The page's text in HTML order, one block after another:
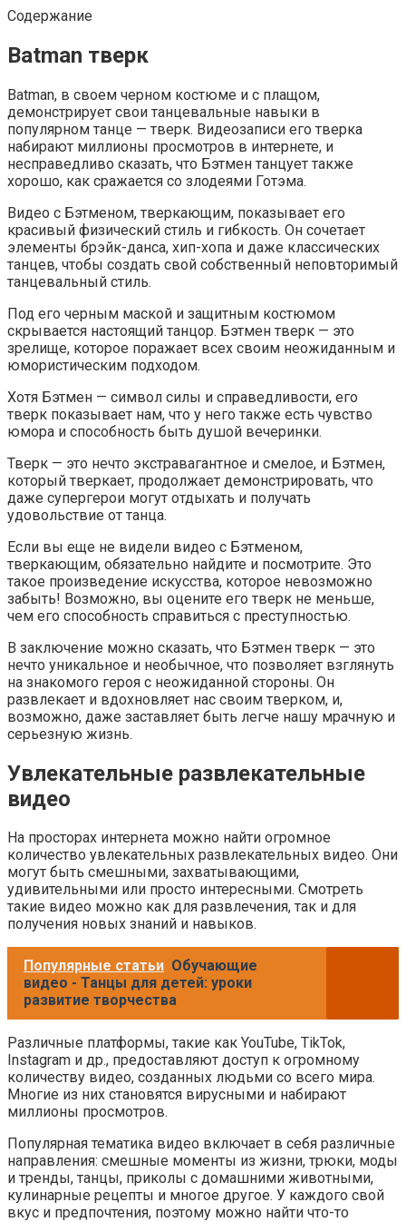
Содержание
Batman тверк
Batman, в своем черном костюме и с плащом,
демонстрирует свои танцевальные навыки в
популярном танце — тверк. Видеозаписи его тверка
набирают миллионы просмотров в интернете, и
несправедливо сказать, что Бэтмен танцует также
хорошо, как сражается со злодеями Готэма.
Видео с Бэтменом, тверкающим, показывает его
красивый физический стиль и гибкость. Он сочетает
элементы брэйк-данса, хип-хопа и даже классических
танцев, чтобы создать свой собственный неповторимый
танцевальный стиль.
Под его черным маской и защитным костюмом
скрывается настоящий танцор. Бэтмен тверк — это
зрелище, которое поражает всех своим неожиданным и
юмористическим подходом.
Хотя Бэтмен — символ силы и справедливости, его
тверк показывает нам, что у него также есть чувство
юмора и способность быть душой вечеринки.
Тверк — это нечто экстравагантное и смелое, и Бэтмен,
который тверкает, продолжает демонстрировать, что
даже супергерои могут отдыхать и получать
удовольствие от танца.
Если вы еще не видели видео с Бэтменом,
тверкающим, обязательно найдите и посмотрите. Это
такое произведение искусства, которое невозможно
забыть! Возможно, вы оцените его тверк не меньше,
чем его способность справиться с преступностью.
В заключение можно сказать, что Бэтмен тверк — это
нечто уникальное и необычное, что позволяет взглянуть
на знакомого героя с неожиданной стороны. Он
развлекает и вдохновляет нас своим тверком, и,
возможно, даже заставляет быть легче нашу мрачную и
серьезную жизнь.
Увлекательные развлекательные
видео
На просторах интернета можно найти огромное
количество увлекательных развлекательных видео. Они
могут быть смешными, захватывающими,
удивительными или просто интересными. Смотреть
такие видео можно как для развлечения, так и для
получения новых знаний и навыков.
Популярные статьи Обучающие
видео - Танцы для детей: уроки
развитие творчества
Различные платформы, такие как YouTube, TikTok,
Instagram и др., предоставляют доступ к огромному
количеству видео, созданных людьми со всего мира.
Многие из них становятся вирусными и набирают
миллионы просмотров.
Популярная тематика видео включает в себя различные
направления: смешные моменты из жизни, трюки, моды
и тренды, танцы, приколы с домашними животными,
кулинарные рецепты и многое другое. У каждого свой
вкус и предпочтения, поэтому можно найти что-то